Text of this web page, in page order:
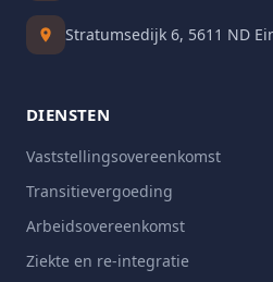
Stratumsedijk 6, 5611 ND
DIENSTEN
Vaststellingsovereenkomst
Transitievergoeding
Arbeidsovereenkomst
Ziekte en re-integratie